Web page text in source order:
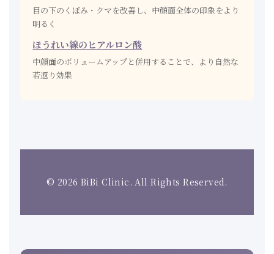
目の下のくぼみ・クマを改善し、中顔面全体の印象をより
明るく
ほうれい線のヒアルロン酸
中顔面のボリュームアップと併用することで、より自然な
若返り効果
© 2026 BiBi Clinic. All Rights Reserved.